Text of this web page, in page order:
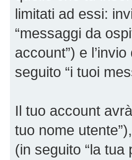
limitati ad essi:
“messaggi da
account”) e
seguito “i tuoi
Il tuo account
tuo nome
(in seguito “la tua